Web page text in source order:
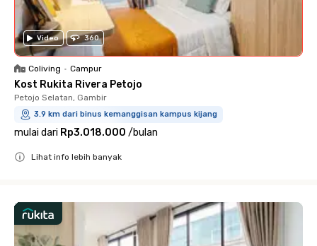
Video 360
Coliving • Campur
Kost Rukita Rivera Petojo
Petojo Selatan, Gambir
3.9 km dari binus kemanggisan kampus kijang
mulai dari Rp3.018.000 /bulan
Lihat info lebih banyak